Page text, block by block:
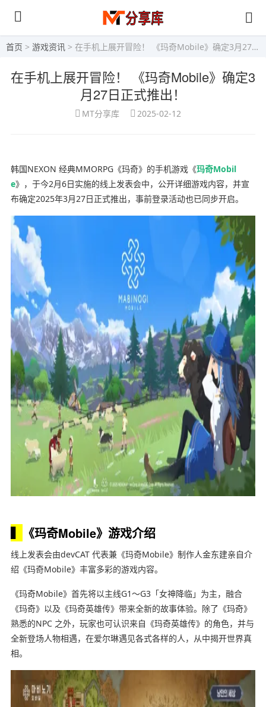
首页 > 游戏资讯 > 在手机上展开冒险！ 《玛奇Mobile》确定3月27日正式推出！
在手机上展开冒险！ 《玛奇Mobile》确定3
月27日正式推出！
MT分享库 2025-02-12
韩国NEXON 经典MMORPG《玛奇》的手机游戏《玛奇Mobil
e》，于今2月6日实施的线上发表会中，公开详细游戏内容，并宣
布确定2025年3月27日正式推出，事前登录活动也已同步开启。
▍ 《玛奇Mobile》游戏介绍
线上发表会由devCAT 代表兼《玛奇Mobile》制作人金东建亲自介
绍《玛奇Mobile》丰富多彩的游戏内容。
《玛奇Mobile》首先将以主线G1～G3「女神降临」为主，融合
《玛奇》以及《玛奇英雄传》带来全新的故事体验。除了《玛奇》
熟悉的NPC 之外，玩家也可认识来自《玛奇英雄传》的角色，并与
全新登场人物相遇，在爱尔琳遇见各式各样的人，从中揭开世界真
相。